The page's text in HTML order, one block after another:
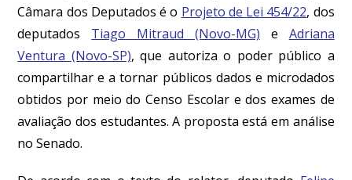
Câmara dos Deputados é o Projeto de Lei 454/22, dos
deputados Tiago Mitraud (Novo-MG) e Adriana
Ventura (Novo-SP), que autoriza o poder público a
compartilhar e a tornar públicos dados e microdados
obtidos por meio do Censo Escolar e dos exames de
avaliação dos estudantes. A proposta está em análise
no Senado.